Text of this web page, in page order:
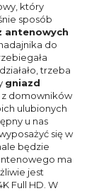
który
sposób
antenowych
do
trzeba
gniazd
z domowników
ulubionych
u nas
się w
będzie
ma
jest
Full HD. W